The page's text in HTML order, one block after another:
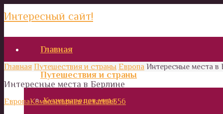
Интересный сайт!
Главная
Путешествия и страны
Кухня народов мира
Главная Путешествия и страны Европа Интересные места в
Интересные места в Берлине
ЕвропаКомментариев нетartek356